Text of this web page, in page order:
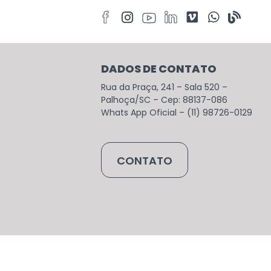
DADOS DE CONTATO
Rua da Praça, 241 – Sala 520 –
Palhoça/SC – Cep: 88137-086
Whats App Oficial – (11) 98726-0129
CONTATO